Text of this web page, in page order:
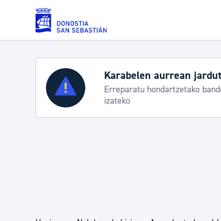
Eduki nagusira joan
Zerbitzuak
Errolda eta gai pertsonalak
Aste Nagusia 2026:
Abuztuak 8-15